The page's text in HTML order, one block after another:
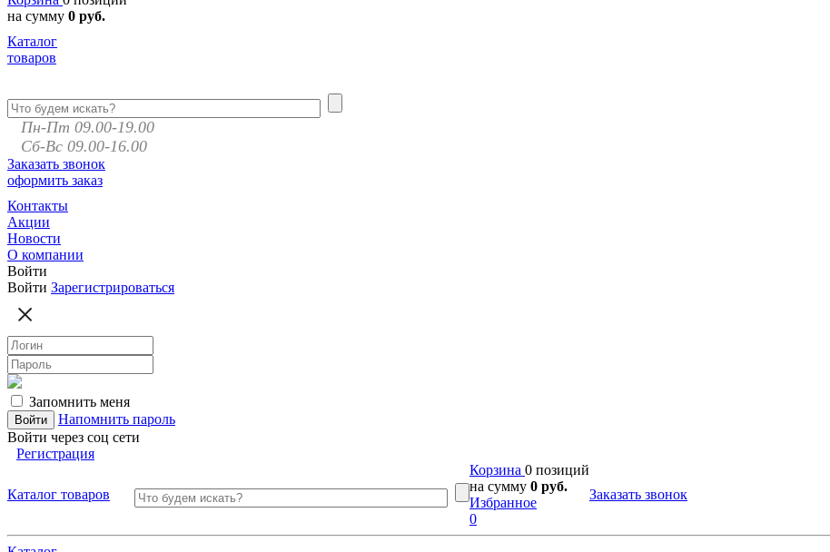
на сумму 0 руб.
Каталог
товаров
Пн-Пт 09.00-19.00
Сб-Вс 09.00-16.00
Заказать звонок
оформить заказ
Контакты
Акции
Новости
О компании
Войти
Войти Зарегистрироваться
Запомнить меня
Напомнить пароль
Войти через соц сети
Регистрация
Каталог товаров
Корзина 0 позиций
на сумму 0 руб.
Избранное
0
Заказать звонок